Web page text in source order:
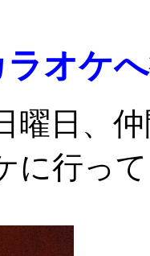
ラオケ
曜日、
に行っ